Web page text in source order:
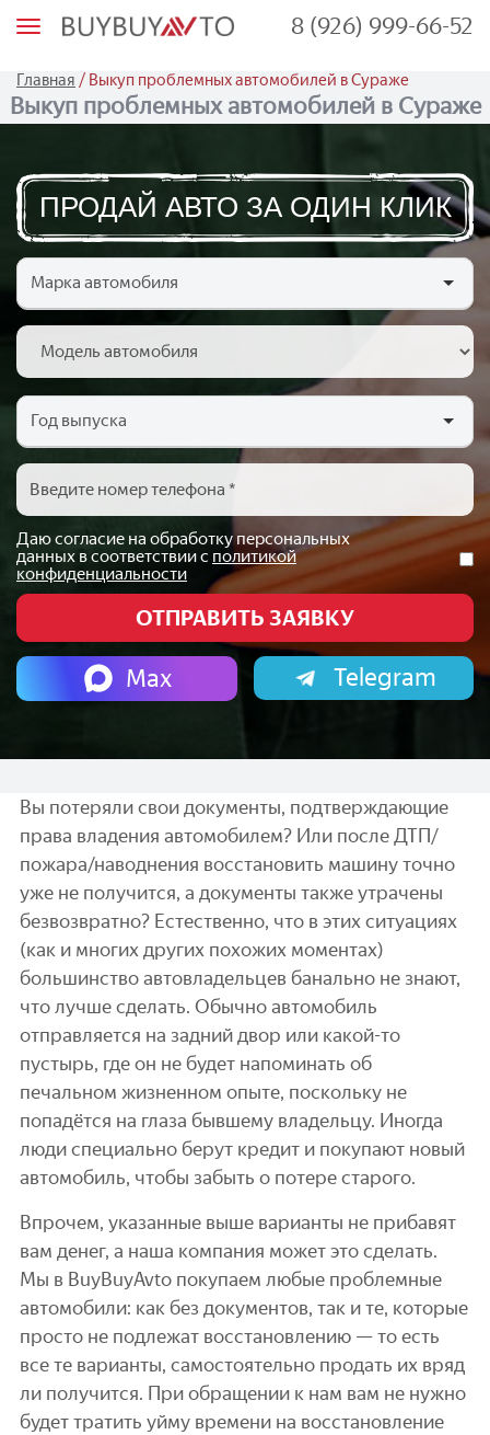
М
ю
8 (926) 999-66-52
Главная / Выкуп проблемных автомобилей в Сураже
Выкуп проблемных автомобилей в Сураже
ПРОДАЙ АВТО ЗА ОДИН КЛИК
Даю согласие на обработку персональных
данных в соответствии с политикой
конфиденциальности
Max Telegram
Вы потеряли свои документы, подтверждающие
права владения автомобилем? Или после ДТП/
пожара/наводнения восстановить машину точно
уже не получится, а документы также утрачены
безвозвратно? Естественно, что в этих ситуациях
(как и многих других похожих моментах)
большинство автовладельцев банально не знают,
что лучше сделать. Обычно автомобиль
отправляется на задний двор или какой-то
пустырь, где он не будет напоминать об
печальном жизненном опыте, поскольку не
попадётся на глаза бывшему владельцу. Иногда
люди специально берут кредит и покупают новый
автомобиль, чтобы забыть о потере старого.
Впрочем, указанные выше варианты не прибавят
вам денег, а наша компания может это сделать.
Мы в BuyBuyAvto покупаем любые проблемные
автомобили: как без документов, так и те, которые
просто не подлежат восстановлению — то есть
все те варианты, самостоятельно продать их вряд
ли получится. При обращении к нам вам не нужно
будет тратить уйму времени на восстановление